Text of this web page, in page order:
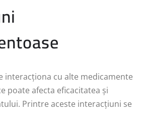
interacționa cu alte medicamente
poate afecta eficacitatea și
Printre aceste interacțiuni se